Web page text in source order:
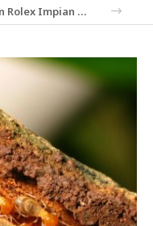
Temukan Jam Tangan Rolex Impian di IDWX – Marketplace Luxury Watch Terpercaya Indonesia